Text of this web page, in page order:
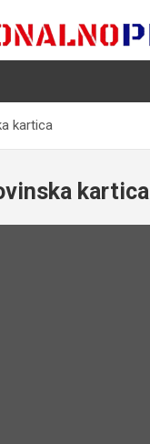
kartica
kartica